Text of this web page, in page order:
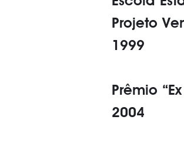
Projeto
1999
Prêmio
2004